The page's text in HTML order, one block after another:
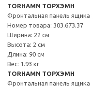
TORHAMN ТОРХЭМН
Фронтальная панель ящика
Номер товара: 303.673.37
Ширина: 22 см
Высота: 2 см
Длина: 90 см
Вес: 1.93 кг
TORHAMN ТОРХЭМН
Фронтальная панель ящика